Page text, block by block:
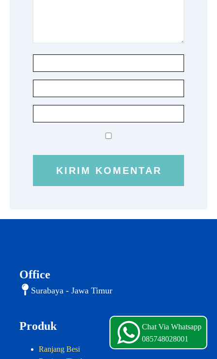
Office
Surabaya - Jawa Timur
Produk
Ranjang Besi
Chat Via Whatsapp
085748028001